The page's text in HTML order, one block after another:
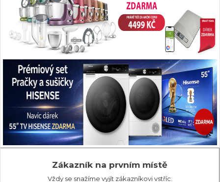
Zákazník na prvním místě
Vždy se snažíme vyjít zákazníkovi vstříc.